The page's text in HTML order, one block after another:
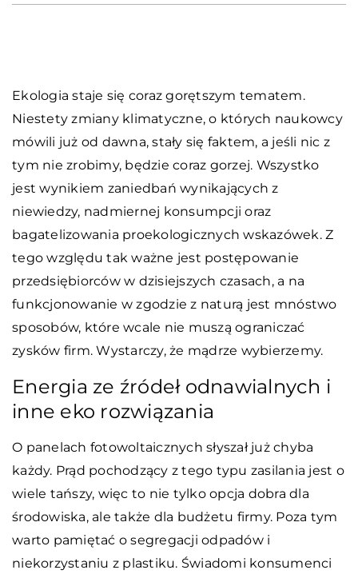
Ekologia staje się coraz gorętszym tematem.
Niestety zmiany klimatyczne, o których naukowcy
mówili już od dawna, stały się faktem, a jeśli nic z
tym nie zrobimy, będzie coraz gorzej. Wszystko
jest wynikiem zaniedbań wynikających z
niewiedzy, nadmiernej konsumpcji oraz
bagatelizowania proekologicznych wskazówek. Z
tego względu tak ważne jest postępowanie
przedsiębiorców w dzisiejszych czasach, a na
funkcjonowanie w zgodzie z naturą jest mnóstwo
sposobów, które wcale nie muszą ograniczać
zysków firm. Wystarczy, że mądrze wybierzemy.
Energia ze źródeł odnawialnych i
inne eko rozwiązania
O panelach fotowoltaicznych słyszał już chyba
każdy. Prąd pochodzący z tego typu zasilania jest o
wiele tańszy, więc to nie tylko opcja dobra dla
środowiska, ale także dla budżetu firmy. Poza tym
warto pamiętać o segregacji odpadów i
niekorzystaniu z plastiku. Świadomi konsumenci